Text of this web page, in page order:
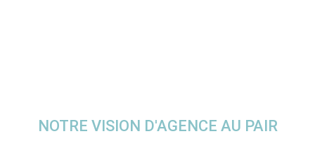
NOTRE VISION D'AGENCE AU PAIR